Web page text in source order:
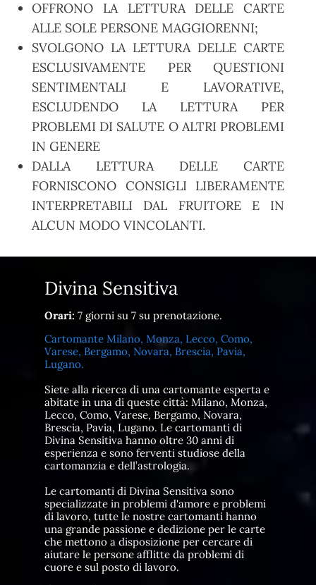
OFFRONO LA LETTURA DELLE CARTE
ALLE SOLE PERSONE MAGGIORENNI;
SVOLGONO LA LETTURA DELLE CARTE
ESCLUSIVAMENTE PER QUESTIONI
SENTIMENTALI E LAVORATIVE,
ESCLUDENDO LA LETTURA PER
PROBLEMI DI SALUTE O ALTRI PROBLEMI
IN GENERE
DALLA LETTURA DELLE CARTE
FORNISCONO CONSIGLI LIBERAMENTE
INTERPRETABILI DAL FRUITORE E IN
ALCUN MODO VINCOLANTI.
Divina Sensitiva
Orari: 7 giorni su 7 su prenotazione.
Cartomante Milano, Monza, Lecco, Como,
Varese, Bergamo, Novara, Brescia, Pavia,
Lugano.
Siete alla ricerca di una cartomante esperta e
abitate in una di queste città: Milano, Monza,
Lecco, Como, Varese, Bergamo, Novara,
Brescia, Pavia, Lugano. Le cartomanti di
Divina Sensitiva hanno oltre 30 anni di
esperienza e sono ferventi studiose della
cartomanzia e dell’astrologia.
Le cartomanti di Divina Sensitiva sono
specializzate in problemi d'amore e problemi
di lavoro, tutte le nostre cartomanti hanno
una grande passione e dedizione per le carte
che mettono a disposizione per cercare di
aiutare le persone afflitte da problemi di
cuore e sul posto di lavoro.